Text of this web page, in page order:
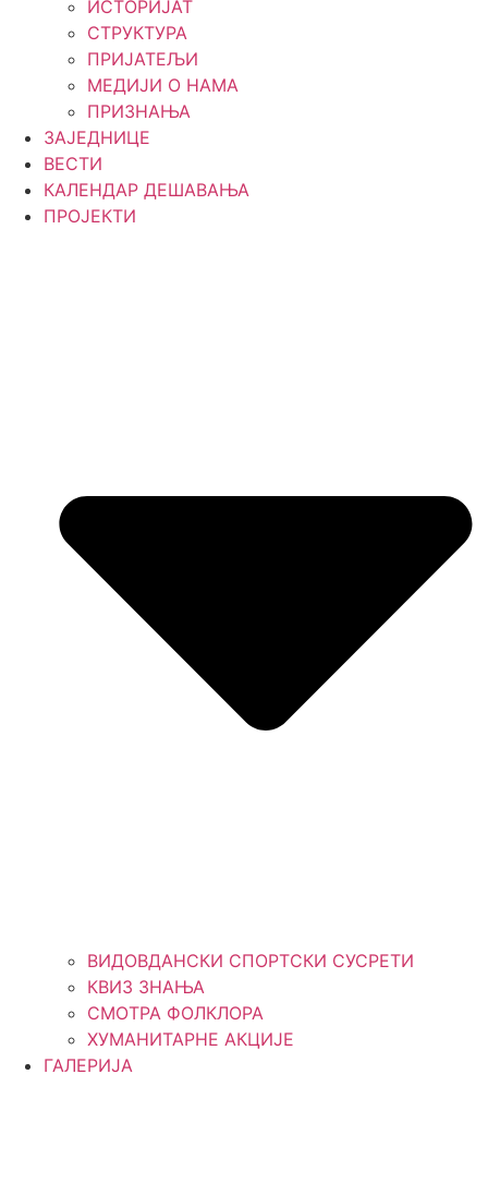
ИСТОРИЈАТ
СТРУКТУРА
ПРИЈАТЕЉИ
МЕДИЈИ О НАМА
ПРИЗНАЊА
ЗАЈЕДНИЦЕ
ВЕСТИ
КАЛЕНДАР ДЕШАВАЊА
ПРОЈЕКТИ
ВИДОВДАНСКИ СПОРТСКИ СУСРЕТИ
КВИЗ ЗНАЊА
СМОТРА ФОЛКЛОРА
ХУМАНИТАРНЕ АКЦИЈЕ
ГАЛЕРИЈА